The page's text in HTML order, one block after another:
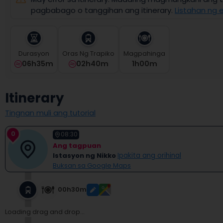
select
Press
question
mark
get
the
keyboard
shortcuts
for
changing
dates.
pagbabago o tanggihan ang itinerary. Listahan ng
Durasyon
06h35m
Oras Ng Trapiko
02h40m
Magpahinga
1H00M
Itinerary
Tingnan muli ang tutorial
0 08:30
Ang tagpuan
Istasyon ng Nikko Ipakita ang orihinal
Buksan sa Google Maps
00h30m
Loading drag and drop...